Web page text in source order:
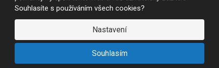
Souhlasíte s používáním všech cookies?
Nastavení
Souhlasím
© 2026, JP-SPORT.CZ SPORTOVNÍ POTŘEBY
Prohlášení o přístupnosti |Mapa stránek ||GDPR
VYROBILA
R